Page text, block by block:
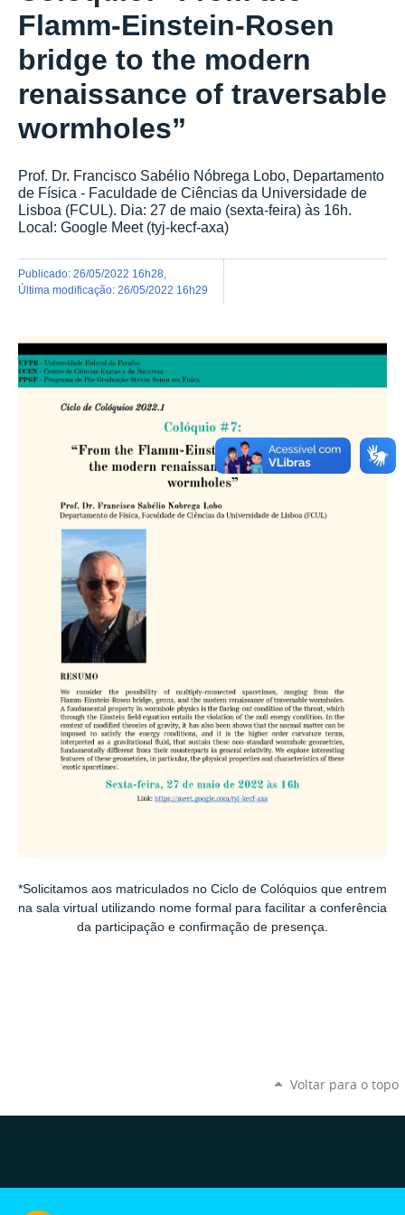
Flamm-Einstein-Rosen
bridge to the modern
renaissance of traversable
wormholes”
Prof. Dr. Francisco Sabélio Nóbrega Lobo, Departamento
de Física - Faculdade de Ciências da Universidade de
Lisboa (FCUL). Dia: 27 de maio (sexta-feira) às 16h.
Local: Google Meet (tyj-kecf-axa)
publicado: 26/05/2022 16h28
última modificação: 26/05/2022 16h29
*Solicitamos aos matriculados no Ciclo de Colóquios que entrem
na sala virtual utilizando nome formal para facilitar a conferência
da participação e confirmação de presença.
Voltar para o topo